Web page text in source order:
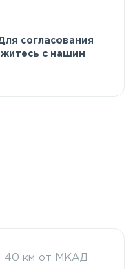
согласования
с нашим
40 км от МКАД